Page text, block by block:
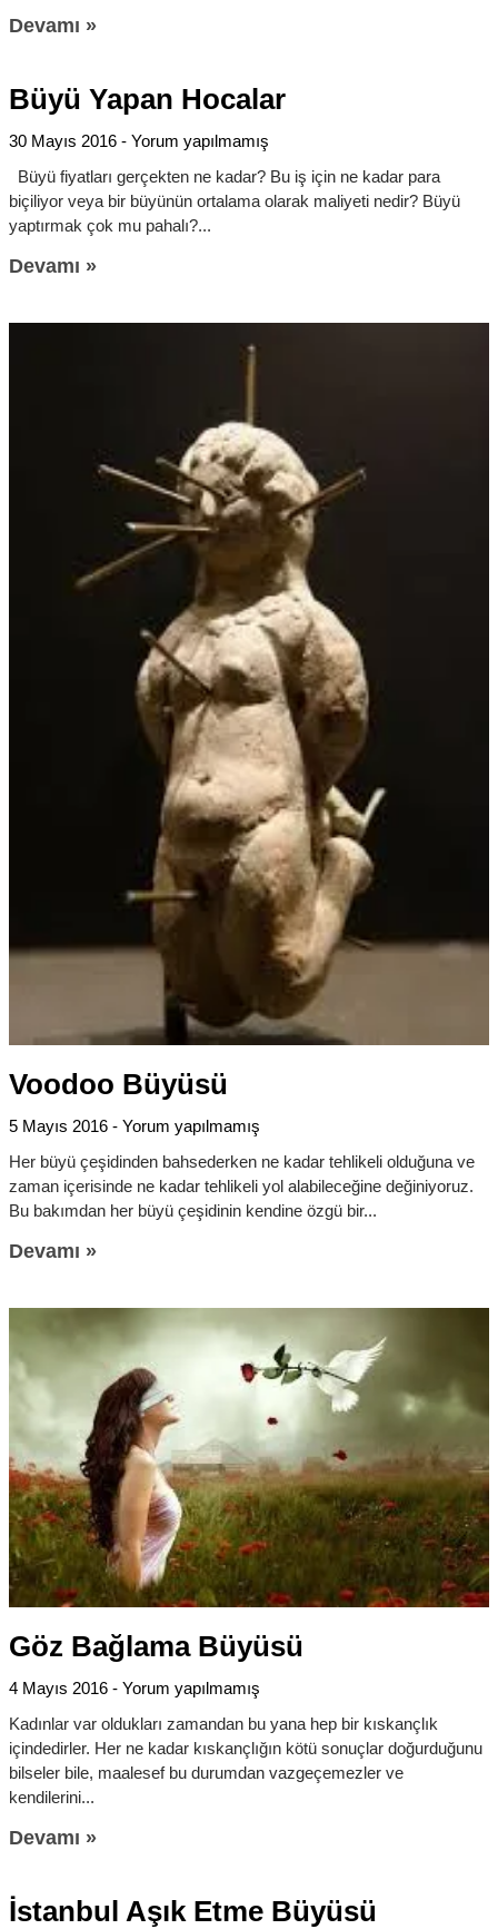
Devamı »
Büyü Yapan Hocalar
30 Mayıs 2016
Yorum yapılmamış
Büyü fiyatları gerçekten ne kadar? Bu iş için ne kadar para
biçiliyor veya bir büyünün ortalama olarak maliyeti nedir? Büyü
yaptırmak çok mu pahalı?
Devamı »
Voodoo Büyüsü
5 Mayıs 2016
Yorum yapılmamış
Her büyü çeşidinden bahsederken ne kadar tehlikeli olduğuna ve
zaman içerisinde ne kadar tehlikeli yol alabileceğine değiniyoruz.
Bu bakımdan her büyü çeşidinin kendine özgü bir
Devamı »
Göz Bağlama Büyüsü
4 Mayıs 2016
Yorum yapılmamış
Kadınlar var oldukları zamandan bu yana hep bir kıskançlık
içindedirler. Her ne kadar kıskançlığın kötü sonuçlar doğurduğunu
bilseler bile, maalesef bu durumdan vazgeçemezler ve
kendilerini
Devamı »
İstanbul Aşık Etme Büyüsü